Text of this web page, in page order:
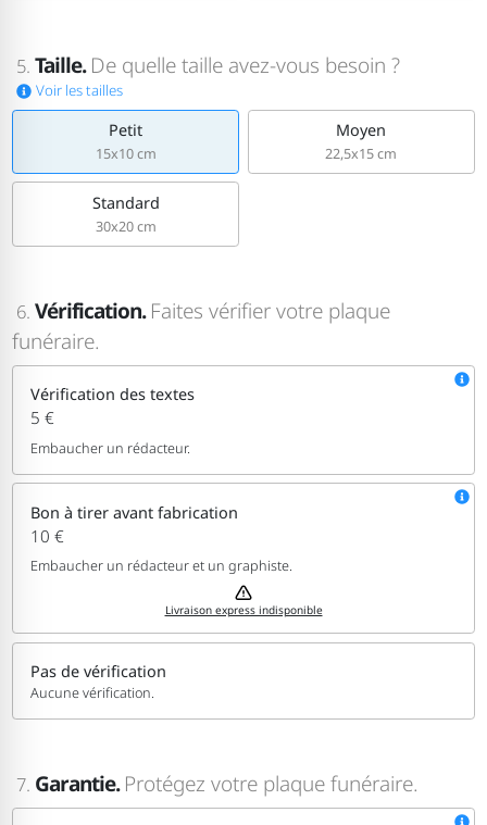
5. Taille. De quelle taille avez-vous besoin ?
Voir les tailles
Petit
15x10 cm
Moyen
22,5x15 cm
Standard
30x20 cm
6. Vérification. Faites vérifier votre plaque
funéraire.
Vérification des textes
5 €
Embaucher un rédacteur.
Bon à tirer avant fabrication
10 €
Embaucher un rédacteur et un graphiste.
Livraison express indisponible
Pas de vérification
Aucune vérification.
7. Garantie. Protégez votre plaque funéraire.